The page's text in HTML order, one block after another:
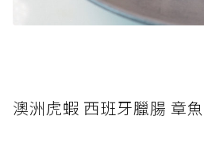
澳洲虎蝦 西班牙臘腸 章